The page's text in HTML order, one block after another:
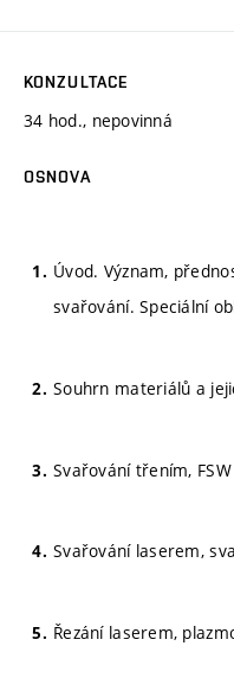
KONZULTACE
34 hod., nepovinná
OSNOVA
Úvod. Význam,
svařování. Speciální
Souhrn materiálů a
Svařování třením,
Svařování laserem,
Řezání laserem,